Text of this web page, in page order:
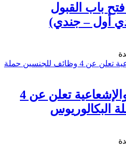
باب القبول
أول – جندي)
هيئة الرقابة النووية والإشعاعية تعلن عن 4
البكالوريوس